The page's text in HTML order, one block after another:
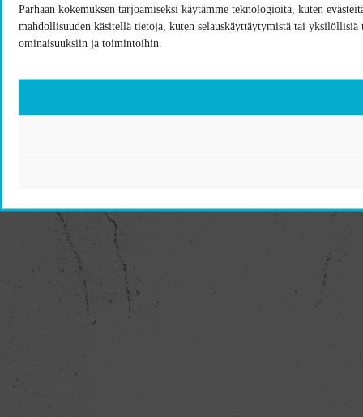
Parhaan kokemuksen tarjoamiseksi käytämme teknologioita, kuten
mahdollisuuden käsitellä tietoja, kuten selauskäyttäytymistä tai
ominaisuuksiin ja toimintoihin.